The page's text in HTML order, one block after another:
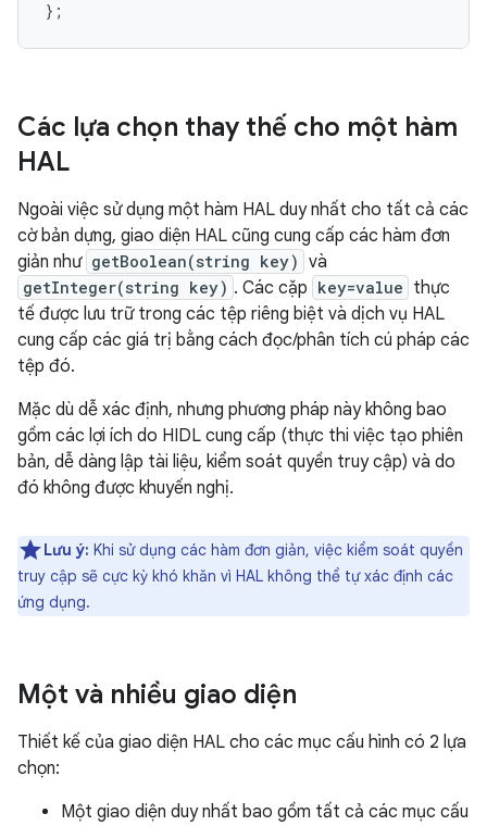
Các lựa chọn thay thế cho một hàm
HAL
Ngoài việc sử dụng một hàm HAL duy nhất cho tất cả các
cờ bản dựng, giao diện HAL cũng cung cấp các hàm đơn
giản như getBoolean(string key) và
getInteger(string key) . Các cặp key=value thực
tế được lưu trữ trong các tệp riêng biệt và dịch vụ HAL
cung cấp các giá trị bằng cách đọc/phân tích cú pháp các
tệp đó.
Mặc dù dễ xác định, nhưng phương pháp này không bao
gồm các lợi ích do HIDL cung cấp (thực thi việc tạo phiên
bản, dễ dàng lập tài liệu, kiểm soát quyền truy cập) và do
đó không được khuyến nghị.
Lưu ý: Khi sử dụng các hàm đơn giản, việc kiểm soát quyền
truy cập sẽ cực kỳ khó khăn vì HAL không thể tự xác định các
ứng dụng.
Một và nhiều giao diện
Thiết kế của giao diện HAL cho các mục cấu hình có 2 lựa
chọn:
Một giao diện duy nhất bao gồm tất cả các mục cấu